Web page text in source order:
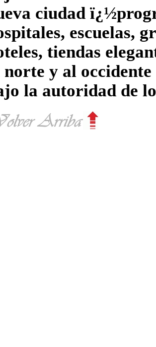
ciudad
escuelas,
tiendas
norte y al
la autoridad de